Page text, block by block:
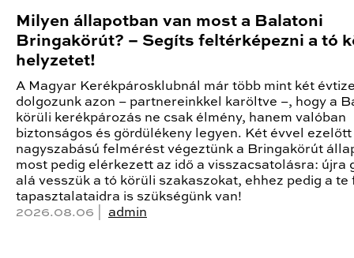
Milyen állapotban van most a Balatoni
Bringakörút? – Segíts feltérképezni a tó
helyzetet!
A Magyar Kerékpárosklubnál már több mint két
dolgozunk azon – partnereinkkel karöltve –, hogy a
körüli kerékpározás ne csak élmény, hanem valóban
biztonságos és gördülékeny legyen. Két évvel ezelőtt
nagyszabású felmérést végeztünk a Bringakörút
most pedig elérkezett az idő a visszacsatolásra: újra
alá vesszük a tó körüli szakaszokat, ehhez pedig a te
tapasztalataidra is szükségünk van!
2026.08.06 | admin